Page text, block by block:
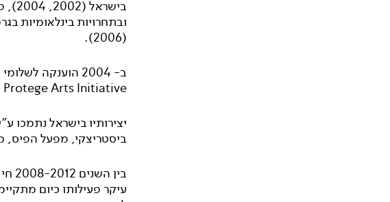
(2006).
ב- 2004 הוענקה
Arts Initiative.
יצירותיו בישראל נתמכו
ביסטריצקי, מפעל הפיס,
בין השנים 2008-2012 חי ויצר בספרד.
עיקר פעילותו כיום